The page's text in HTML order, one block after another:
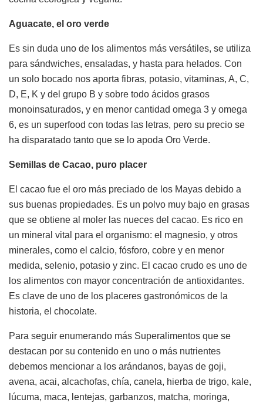
Aguacate, el oro verde
Es sin duda uno de los alimentos más versátiles, se utiliza
para sándwiches, ensaladas, y hasta para helados. Con
un solo bocado nos aporta fibras, potasio, vitaminas, A, C,
D, E, K y del grupo B y sobre todo ácidos grasos
monoinsaturados, y en menor cantidad omega 3 y omega
6, es un superfood con todas las letras, pero su precio se
ha disparatado tanto que se lo apoda Oro Verde.
Semillas de Cacao, puro placer
El cacao fue el oro más preciado de los Mayas debido a
sus buenas propiedades. Es un polvo muy bajo en grasas
que se obtiene al moler las nueces del cacao. Es rico en
un mineral vital para el organismo: el magnesio, y otros
minerales, como el calcio, fósforo, cobre y en menor
medida, selenio, potasio y zinc. El cacao crudo es uno de
los alimentos con mayor concentración de antioxidantes.
Es clave de uno de los placeres gastronómicos de la
historia, el chocolate.
Para seguir enumerando más Superalimentos que se
destacan por su contenido en uno o más nutrientes
debemos mencionar a los arándanos, bayas de goji,
avena, acai, alcachofas, chía, canela, hierba de trigo, kale,
lúcuma, maca, lentejas, garbanzos, matcha, moringa,